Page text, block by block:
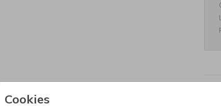
Cookies